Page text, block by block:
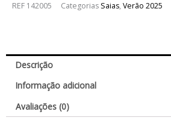
REF 142005 Categorias Saias, Verão 2025
Descrição
Informação adicional
Avaliações (0)